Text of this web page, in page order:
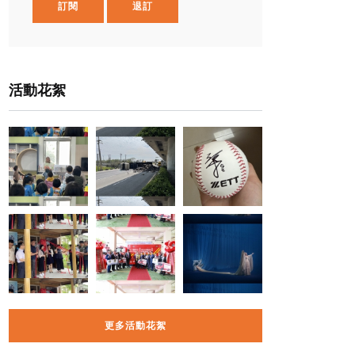
訂閱 退訂
活動花絮
更多活動花絮